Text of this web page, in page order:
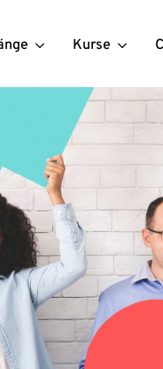
Kurse